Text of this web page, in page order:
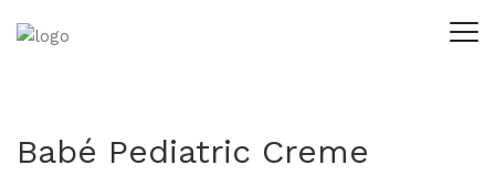
Babé Pediatric Creme